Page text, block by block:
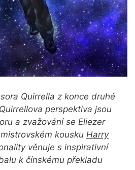
Quirrella z konce druhé
perspektiva jsou
a zvažování se Eliezer
kousku Harry
věnuje s inspirativní
k čínskému překladu